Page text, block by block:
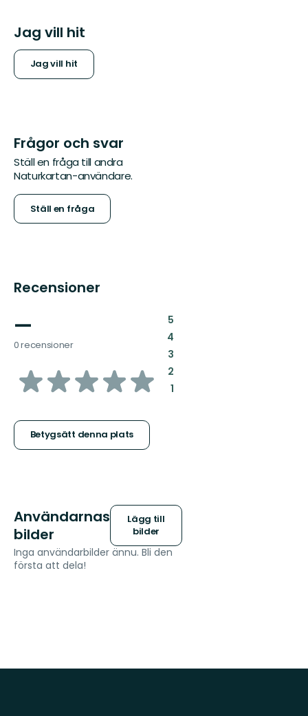
Jag vill hit
Jag vill hit
Frågor och svar
Ställ en fråga till andra
Naturkartan-användare.
Ställ en fråga
Recensioner
—
0 recensioner
av
stjärnor
Betygsätt denna plats
5:
4:
3:
2:
1:
Användarnas
bilder
Lägg till
bilder
Inga användarbilder ännu. Bli den
första att dela!